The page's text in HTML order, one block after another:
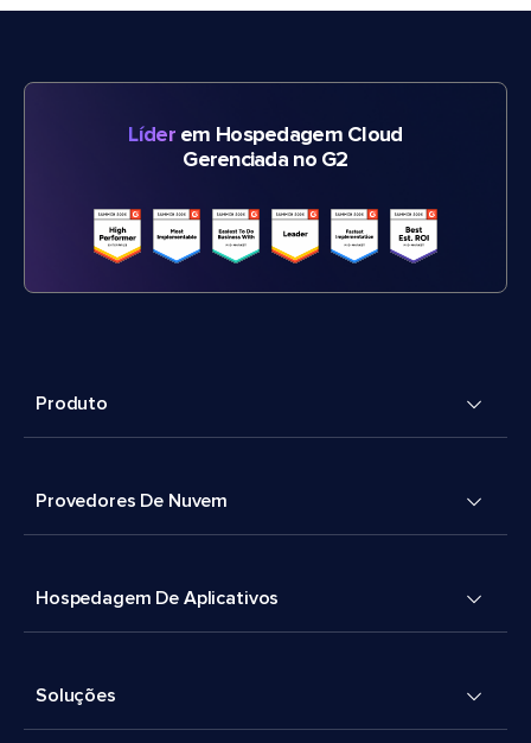
Líderem Hospedagem Cloud
Gerenciada no G2
Produto
Provedores De Nuvem
Hospedagem De Aplicativos
Soluções